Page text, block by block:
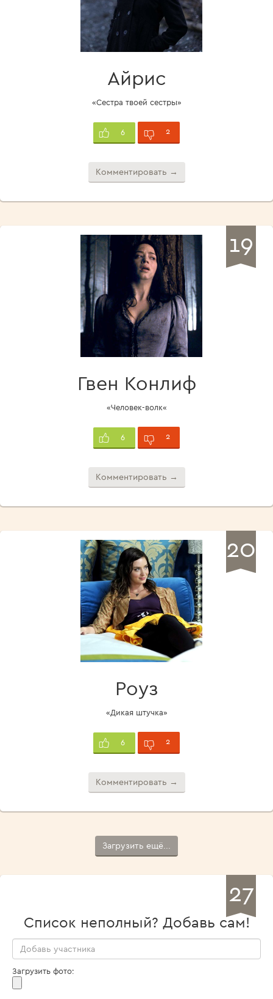
Айрис
«Сестра твоей сестры»
6 2
Комментировать →
19
Гвен Конлиф
«Человек-волк«
6 2
Комментировать →
20
Роуз
«Дикая штучка»
6 2
Комментировать →
Загрузить ещё...
27
Список неполный? Добавь сам!
Загрузить фото: